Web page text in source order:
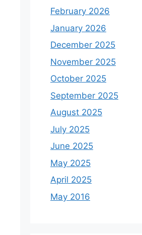
February 2026
January 2026
December 2025
November 2025
October 2025
September 2025
August 2025
July 2025
June 2025
May 2025
April 2025
May 2016